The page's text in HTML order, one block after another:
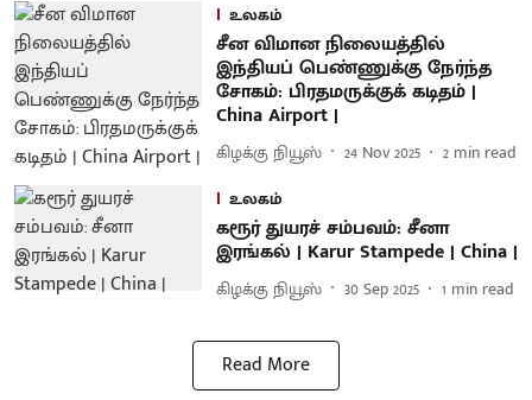
உலகம்
சீன விமான நிலையத்தில்
இந்தியப் பெண்ணுக்கு நேர்ந்த
சோகம்: பிரதமருக்குக் கடிதம் |
China Airport |
கிழக்கு நியூஸ் 24 Nov 2025 2 min read
உலகம்
கரூர் துயரச் சம்பவம்: சீனா
இரங்கல் | Karur Stampede | China |
கிழக்கு நியூஸ் 30 Sep 2025 1 min read
Read More